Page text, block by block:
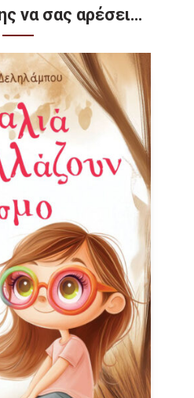
να σας αρέσει…